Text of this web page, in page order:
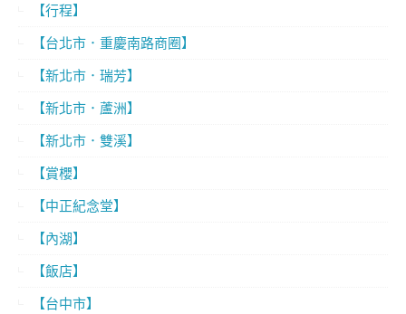
【行程】
【台北市．重慶南路商圈】
【新北市．瑞芳】
【新北市．蘆洲】
【新北市．雙溪】
【賞櫻】
【中正紀念堂】
【內湖】
【飯店】
【台中市】